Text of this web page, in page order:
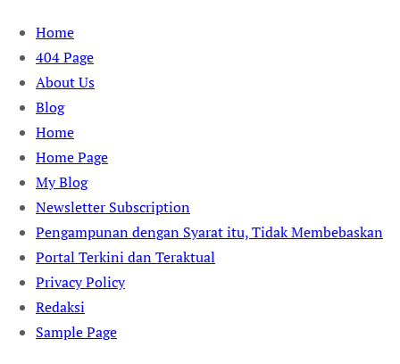
Skip
content
Home
404 Page
About Us
Blog
Home
Home Page
My Blog
Newsletter Subscription
Pengampunan dengan Syarat itu, Tidak Membebaskan
Portal Terkini dan Teraktual
Privacy Policy
Redaksi
Sample Page